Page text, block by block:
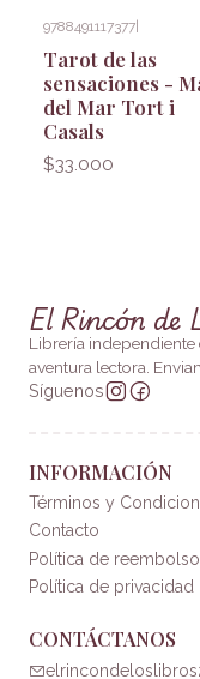
9788491117377|
Tarot de las
sensaciones -
del Mar Tort i
Casals
$33.000
El Rincón de
Librería independiente
aventura lectora.
Síguenos
INFORMACIÓN
Términos y
Contacto
Política de reembolso
Política de privacidad
CONTÁCTANOS